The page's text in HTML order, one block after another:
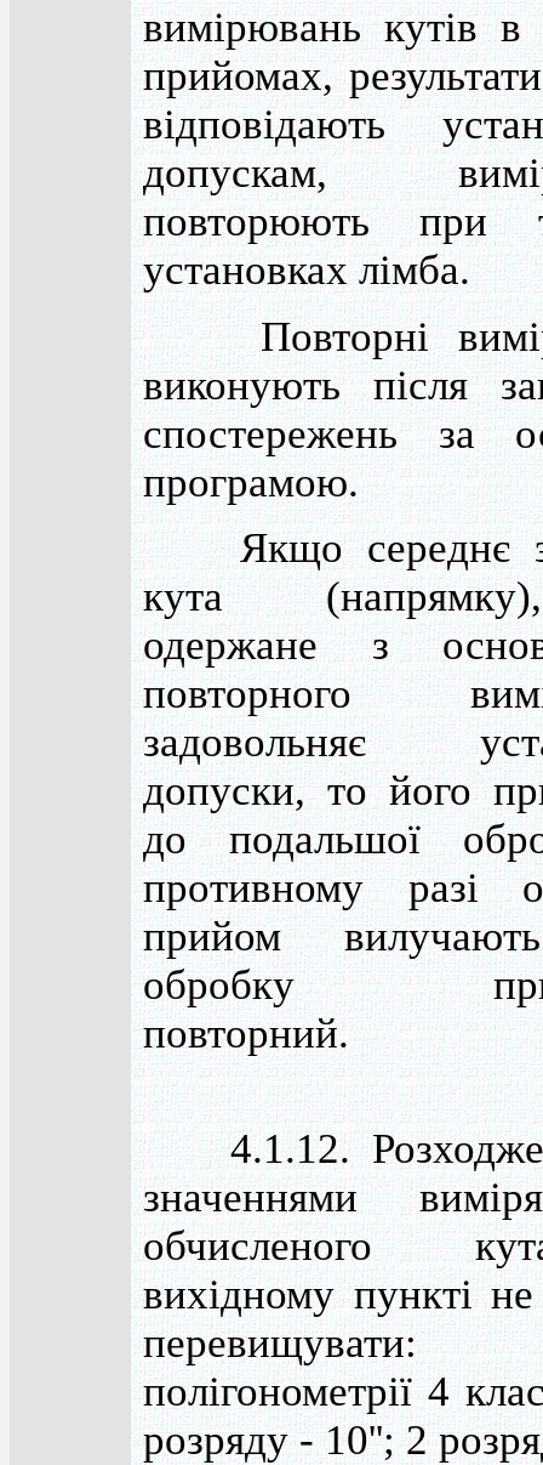
вимірювань кутів в
прийомах,
відповідають
допускам,
повторюють при
установках лімба.
Повторні
виконують після
спостережень за
програмою.
Якщо середнє
кута
одержане з
повторного
задовольняє
допуски, то його
до подальшої
противному разі
прийом
обробку
повторний.
4.1.12.
значеннями
обчисленого
вихідному пункті
полігонометрії 4
розряду - 10''; 2